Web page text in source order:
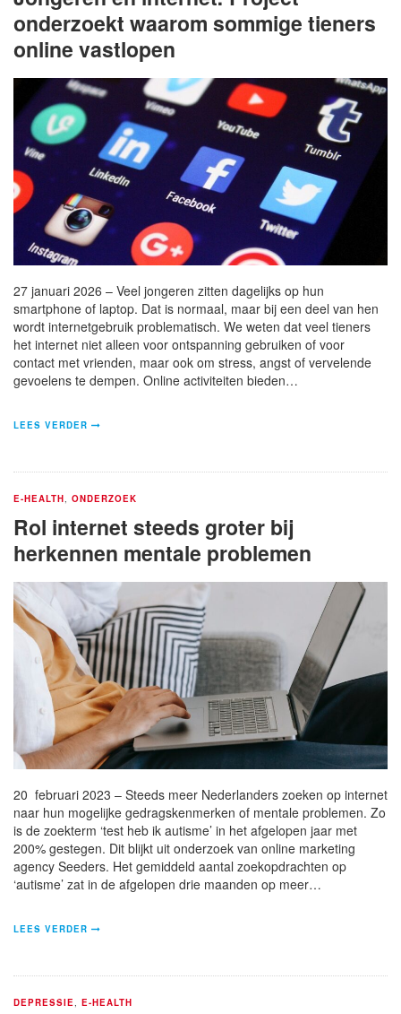
onderzoekt waarom sommige tieners
online vastlopen
27 januari 2026 – Veel jongeren zitten dagelijks op hun
smartphone of laptop. Dat is normaal, maar bij een deel van hen
wordt internetgebruik problematisch. We weten dat veel tieners
het internet niet alleen voor ontspanning gebruiken of voor
contact met vrienden, maar ook om stress, angst of vervelende
gevoelens te dempen. Online activiteiten bieden…
LEES VERDER
E-HEALTH ONDERZOEK
Rol internet steeds groter bij
herkennen mentale problemen
20 februari 2023 – Steeds meer Nederlanders zoeken op internet
naar hun mogelijke gedragskenmerken of mentale problemen. Zo
is de zoekterm ‘test heb ik autisme’ in het afgelopen jaar met
200% gestegen. Dit blijkt uit onderzoek van online marketing
agency Seeders. Het gemiddeld aantal zoekopdrachten op
‘autisme’ zat in de afgelopen drie maanden op meer…
LEES VERDER
DEPRESSIE E-HEALTH